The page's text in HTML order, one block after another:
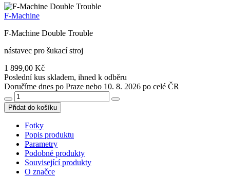
F-Machine
F-Machine Double Trouble
nástavec pro šukací stroj
1 899,00 Kč
Poslední kus skladem, ihned k odběru
Doručíme dnes po Praze nebo 10. 8. 2026 po celé ČR
Přidat do košíku
Fotky
Popis produktu
Parametry
Podobné produkty
Související produkty
O značce